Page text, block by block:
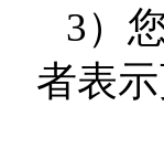
3）
者表